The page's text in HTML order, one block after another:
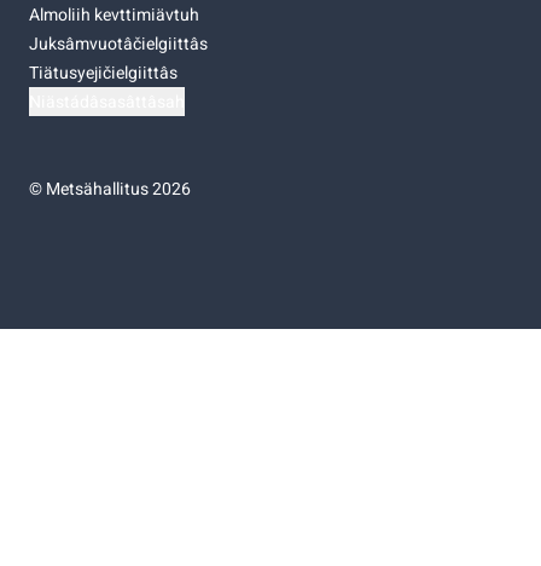
Almoliih kevttimiävtuh
Juksâmvuotâčielgiittâs
Tiätusyejičielgiittâs
©Metsähallitus 2026